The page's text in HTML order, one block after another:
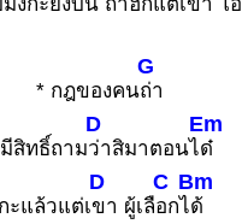
งกะยังบืน ถ่าฮักแต่เขา โอ้
* กฎของคน
G
ถ่า
สิทธิ์ถาม
D
ว่าสิมาตอนไ
Em
ด๋
กะแล้วแต่เ
D
ขา ผู้เลื
C
อกไ
Bm
ด้